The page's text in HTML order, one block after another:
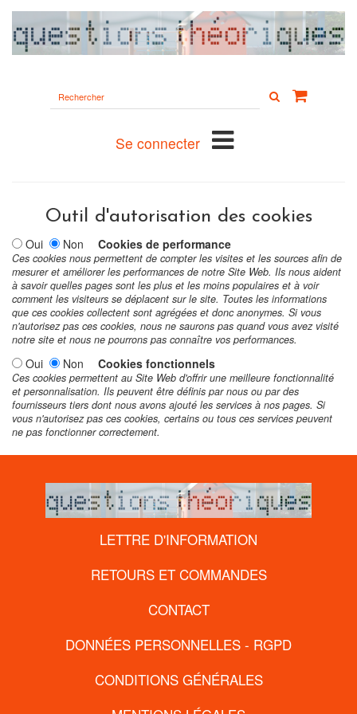
le
Se connecter
Outil d'autorisation des cookies
Oui Non Cookies de performance
Ces cookies nous permettent de compter les visites et les sources afin de
mesurer et améliorer les performances de notre Site Web. Ils nous aident
à savoir quelles pages sont les plus et les moins populaires et à voir
comment les visiteurs se déplacent sur le site. Toutes les informations
que ces cookies collectent sont agrégées et donc anonymes. Si vous
n'autorisez pas ces cookies, nous ne saurons pas quand vous avez visité
notre site et nous ne pourrons pas connaître vos performances.
Oui Non Cookies fonctionnels
Ces cookies permettent au Site Web d'offrir une meilleure fonctionnalité
et personnalisation. Ils peuvent être définis par nous ou par des
fournisseurs tiers dont nous avons ajouté les services à nos pages. Si
vous n'autorisez pas ces cookies, certains ou tous ces services peuvent
ne pas fonctionner correctement.
LETTRE D'INFORMATION
RETOURS ET COMMANDES
CONTACT
DONNÉES PERSONNELLES - RGPD
CONDITIONS GÉNÉRALES